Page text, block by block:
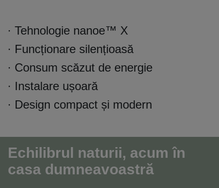
· Tehnologie nanoe™ X
· Funcționare silențioasă
· Consum scăzut de energie
· Instalare ușoară
· Design compact și modern
Echilibrul naturii, acum în
casa dumneavoastră